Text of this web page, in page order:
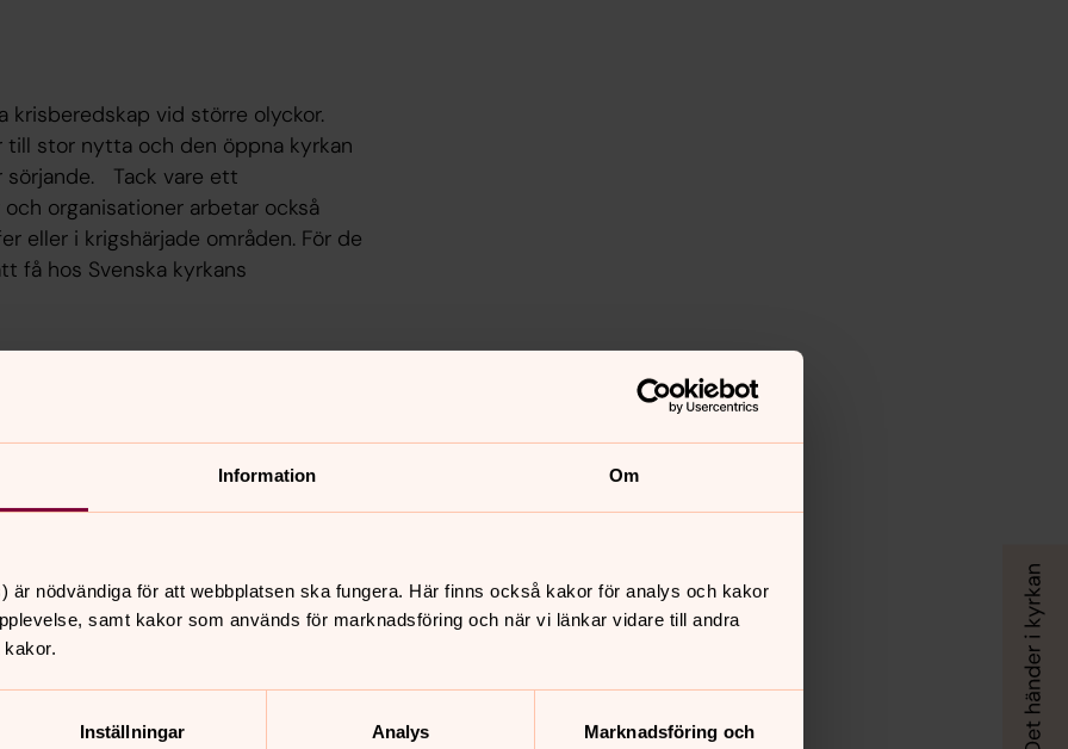
Information Om
är nödvändiga för att webbplatsen ska fungera. Här finns också kakor för analys och kakor
samt kakor som används för marknadsföring och när vi länkar vidare till andra
Inställningar Analys
Marknadsföring och
krisberedskap vid större olyckor.
till stor nytta och den öppna kyrkan
sörjande. Tack vare ett
organisationer arbetar också
eller i krigshärjade områden. För de
få hos Svenska kyrkans
så finns Svenska kyrkan för att
och sorgen. Oavsett vilka vi är
träffa varandra och där vi får möta
möjligt:
själavård med enskilda samtal,
och meditation, röstterapi,
och vuxna, dop, vigslar,